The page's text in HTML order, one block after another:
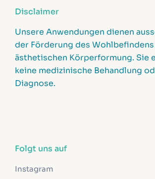
Disclaimer
Unsere Anwendungen dienen
der Förderung des
ästhetischen Körperformung. Sie
keine medizinische Behandlung
Diagnose.
Folgt uns auf
Instagram